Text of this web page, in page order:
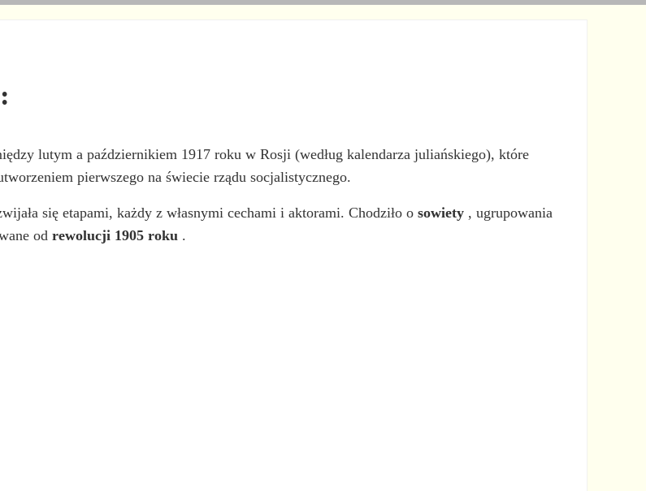
lutym a październikiem 1917 roku w Rosji (według kalendarza juliańskiego), które
pierwszego na świecie rządu socjalistycznego.
się etapami, każdy z własnymi cechami i aktorami. Chodziło osowiety , ugrupowania
odrewolucji 1905 roku .